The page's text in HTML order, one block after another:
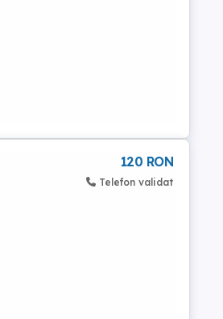
120 RON
Telefon validat